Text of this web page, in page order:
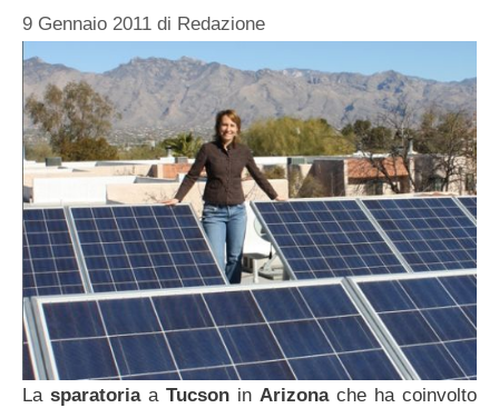
9 Gennaio 2011 di Redazione
La sparatoriaa Tucson in Arizonache ha coinvolto